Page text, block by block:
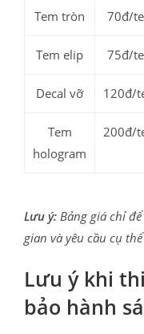
Tem tròn 70đ/
Tem elip 75đ/
Decal vỡ 120đ/
Tem
hologram
200đ/
Lưu ý: Bảng giá chỉ
gian và yêu cầu cụ
Lưu ý khi
bảo hành